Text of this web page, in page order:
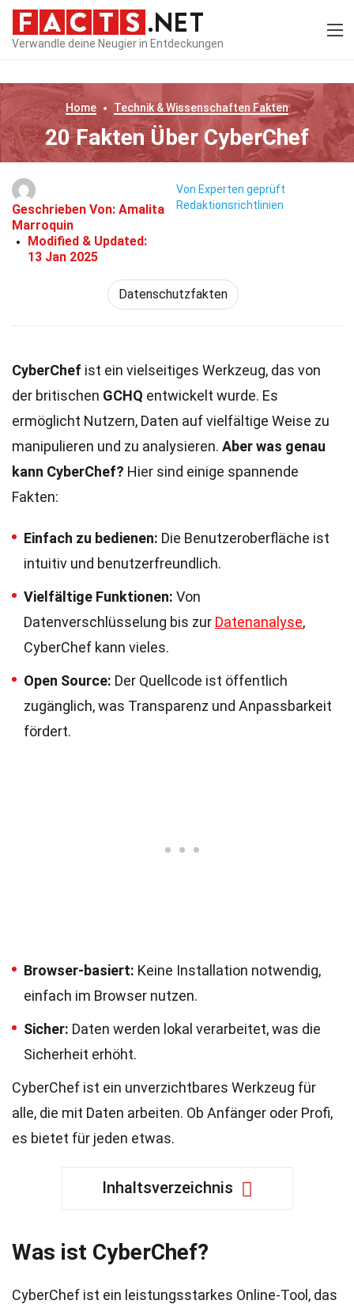
Verwandle deine Neugier in Entdeckungen
Home Technik & Wissenschaften Fakten
20 Fakten Über CyberChef
Geschrieben Von: Amalita
Marroquin
Modified & Updated:
13 Jan 2025
Von Experten geprüft
Redaktionsrichtlinien
Datenschutzfakten
CyberChef ist ein vielseitiges Werkzeug, das von
der britischen GCHQ entwickelt wurde. Es
ermöglicht Nutzern, Daten auf vielfältige Weise zu
manipulieren und zu analysieren. Aber was genau
kann CyberChef? Hier sind einige spannende
Fakten:
Einfach zu bedienen: Die Benutzeroberfläche ist
intuitiv und benutzerfreundlich.
Vielfältige Funktionen: Von
Datenverschlüsselung bis zur Datenanalyse,
CyberChef kann vieles.
Open Source: Der Quellcode ist öffentlich
zugänglich, was Transparenz und Anpassbarkeit
fördert.
Browser-basiert: Keine Installation notwendig,
einfach im Browser nutzen.
Sicher: Daten werden lokal verarbeitet, was die
Sicherheit erhöht.
CyberChef ist ein unverzichtbares Werkzeug für
alle, die mit Daten arbeiten. Ob Anfänger oder Profi,
es bietet für jeden etwas.
Inhaltsverzeichnis
Was ist CyberChef?
CyberChef ist ein leistungsstarkes Online-Tool, das